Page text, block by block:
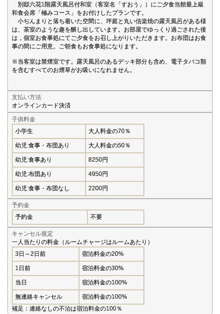
別邸六花1階露天風呂付和室（客室名「すおう」）にご夕食当館最上級
和食会席「極みコース」をお付けしたプランです。
小ぢんまりと落ち着いた空間に、坪庭と丸い信楽焼の露天風呂がある様
は、茶室のような趣を醸し出しています。お部屋でゆっくり過ごされた後
は，個室お食事処にてご夕食をお召し上がりいただきます。お布団はお食
事の間にご用意。ご朝食もお食事処になります。
※当客室は禁煙室です。露天風呂のあるデッキ部分も含め、電子タバコ類
を含むすべてのお煙草がお吸いになれません。
支払い方法
オンラインカード決済
子供料金
小学生
大人料金の70％
幼児:食事・布団あり 大人料金の50％
幼児:食事あり 8250円
幼児:布団あり 4950円
幼児:食事・布団なし 2200円
予約金
予約金
不要
キャンセル規定
一人当たりの料金（ルームチャージはルームあたり）
3日～2日前
宿泊料金の20%
1日前 宿泊料金の30%
当日 宿泊料金の100%
無連絡キャンセル
宿泊料金の100%
補足：連絡なしの不泊は宿泊料金の100％